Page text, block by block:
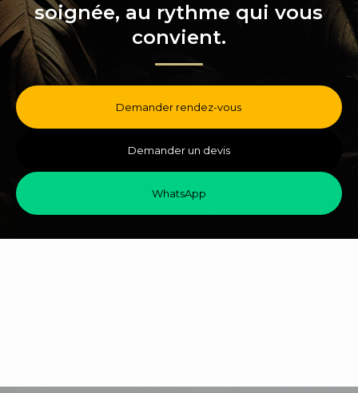
soignée, au rythme qui vous
convient.
Demander rendez-vous
Demander un devis
WhatsApp